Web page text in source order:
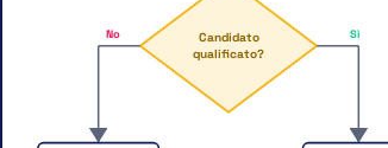
Candidato
qualificato?
Sì
No